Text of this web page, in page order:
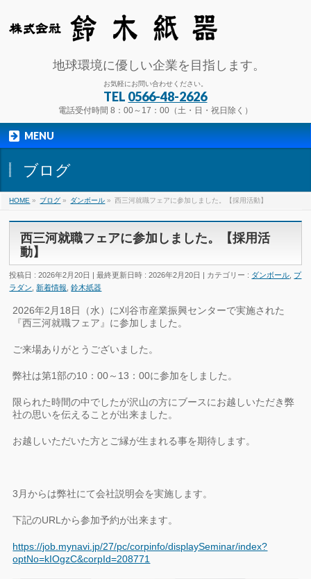
地球環境に優しい企業を目指します。
お気軽にお問い合わせください。
TEL 0566-48-2626
電話受付時間 8：00～17：00（土・日・祝日除く）
MENU
ブログ
HOME » ブログ » ダンボール » 西三河就職フェアに参加しました。【採用活動】
西三河就職フェアに参加しました。【採用活
動】
投稿日 : 2026年2月20日 最終更新日時 : 2026年2月20日 カテゴリー : ダンボール プ
ラダン
新着情報 ,鈴木紙器
2026年2月18日（水）に刈谷市産業振興センターで実施された
『西三河就職フェア』に参加しました。
ご来場ありがとうございました。
弊社は第1部の10：00～13：00に参加をしました。
限られた時間の中でしたが沢山の方にブースにお越しいただき弊
社の思いを伝えることが出来ました。
お越しいただいた方とご縁が生まれる事を期待します。
3月からは弊社にて会社説明会を実施します。
下記のURLから参加予約が出来ます。
https://job.mynavi.jp/27/pc/corpinfo/displaySeminar/index?
optNo=kIOgzC&corpId=208771